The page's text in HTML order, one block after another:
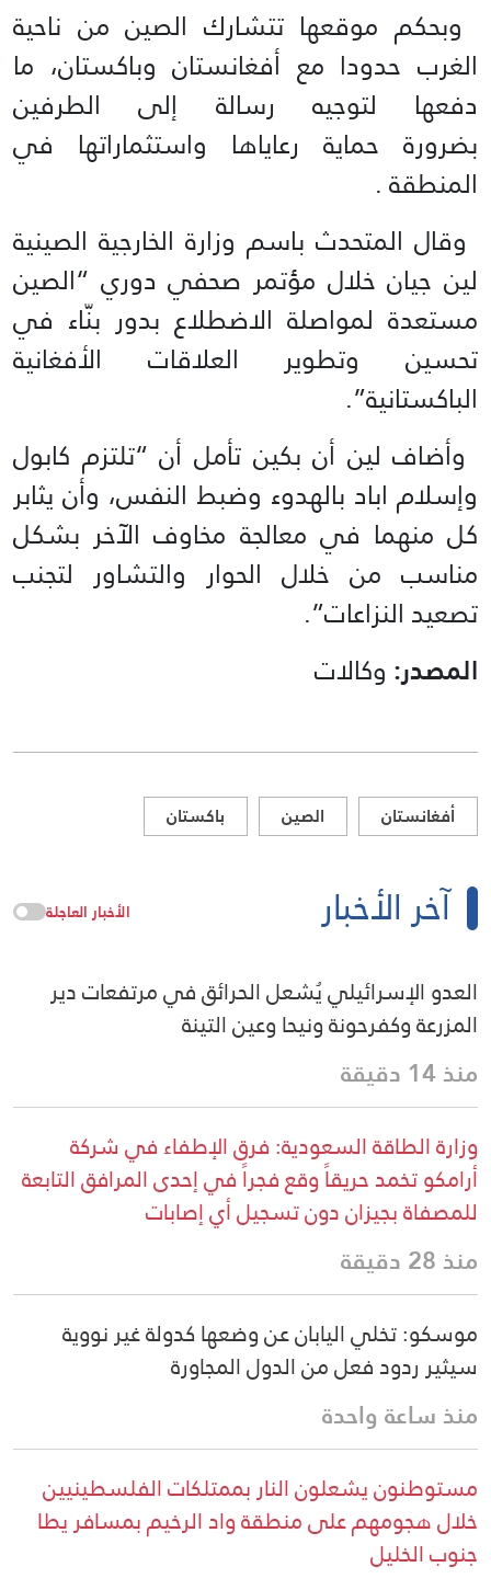
‭‭ ‬‬وبحكم موقعها تتشارك الصين من ناحية
الغرب حدودا مع أفغانستان وباكستان، ما
دفعها لتوجيه رسالة إلى الطرفين
بضرورة حماية رعاياها واستثماراتها في
المنطقة .
‭‭ ‬‬وقال المتحدث باسم وزارة الخارجية الصينية
لين جيان خلال مؤتمر صحفي دوري “الصين
مستعدة لمواصلة الاضطلاع بدور بنّاء في
تحسين وتطوير العلاقات الأفغانية
الباكستانية”.
‭‭ ‬‬وأضاف لين أن بكين تأمل أن “تلتزم كابول
وإسلام اباد بالهدوء وضبط النفس، وأن يثابر
كل منهما في معالجة مخاوف الآخر بشكل
مناسب من خلال الحوار والتشاور لتجنب
تصعيد النزاعات”.
المصدر: وكالات
أفغانستان الصين باكستان
آخر الأخبار الأخبار العاجلة
العدو الإسرائيلي يُشعل الحرائق في مرتفعات دير
المزرعة وكفرحونة ونيحا وعين التينة
منذ 14 دقيقة
وزارة الطاقة السعودية: فرق الإطفاء في شركة
أرامكو تخمد حريقاً وقع فجراً في إحدى المرافق التابعة
للمصفاة بجيزان دون تسجيل أي إصابات
منذ 28 دقيقة
موسكو: تخلي اليابان عن وضعها كدولة غير نووية
سيثير ردود فعل من الدول المجاورة
منذ ساعة واحدة
مستوطنون يشعلون النار بممتلكات الفلسطينيين
خلال هجومهم على منطقة واد الرخيم بمسافر يطا
جنوب الخليل